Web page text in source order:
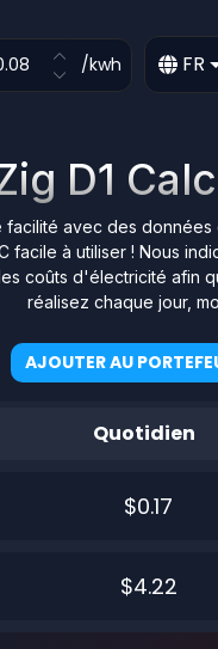
/kwh FR
D1
facilité avec des
facile à utiliser ! Nous
coûts d'électricité afin
réalisez chaque jour,
AJOUTER AU
Quotidien
$0.17
$4.22